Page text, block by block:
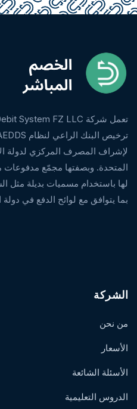
لإشراف المصرف المركزي لدولة
المتحدة. وبصفتها مجمّع
لها باستخدام مسميات بديلة مثل
بما يتوافق مع لوائح الدفع في دولة
الشركة
من نحن
الأسعار
الأسئلة الشائعة
الدروس التعليمية